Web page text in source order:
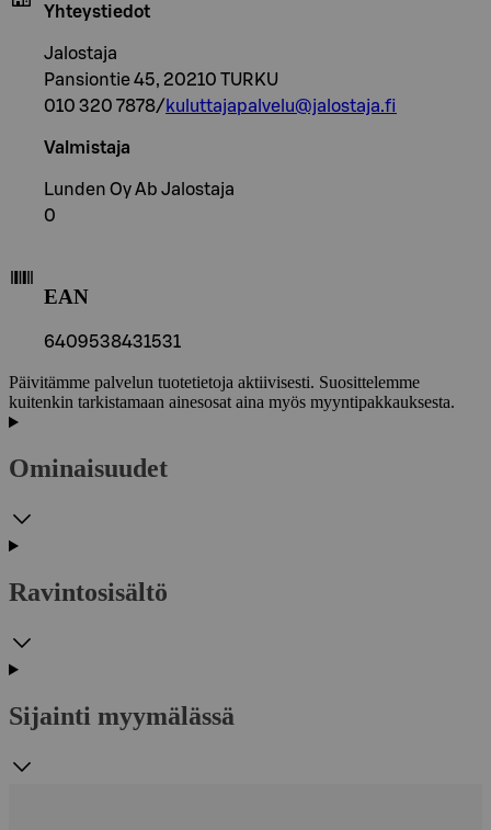
Yhteystiedot
Jalostaja
Pansiontie 45, 20210 TURKU
010 320 7878/kuluttajapalvelu@jalostaja.fi
Valmistaja
Lunden Oy Ab Jalostaja
0
EAN
6409538431531
Päivitämme palvelun tuotetietoja aktiivisesti. Suosittelemme
kuitenkin tarkistamaan ainesosat aina myös myyntipakkauksesta.
Ominaisuudet
Ravintosisältö
Sijainti myymälässä